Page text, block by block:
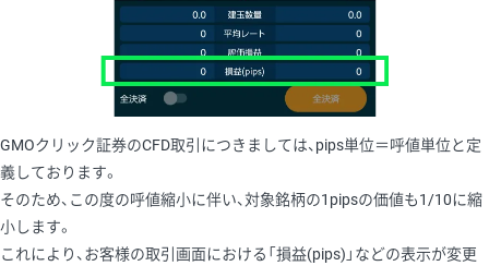
GMOクリック証券のCFD取引につきましては、pips単位＝呼値単位と定
義しております。
そのため、この度の呼値縮小に伴い、対象銘柄の1pipsの価値も1/10に縮
小します。
これにより、お客様の取引画面における「損益(pips)」などの表示が変更